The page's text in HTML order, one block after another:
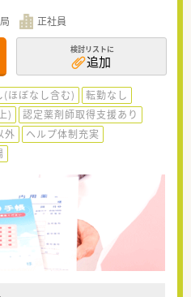
正社員
検討リストに
追加
(ほぼなし含む)
転勤なし
)
認定薬剤師取得支援あり
外
ヘルプ体制充実